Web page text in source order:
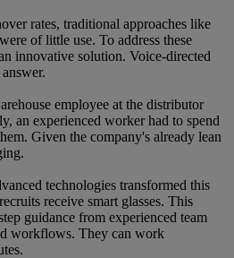
rates, traditional approaches like
of little use. To address these
innovative solution. Voice-directed
employee at the distributor
an experienced worker had to spend
Given the company's already lean
technologies transformed this
receive smart glasses. This
guidance from experienced team
workflows. They can work